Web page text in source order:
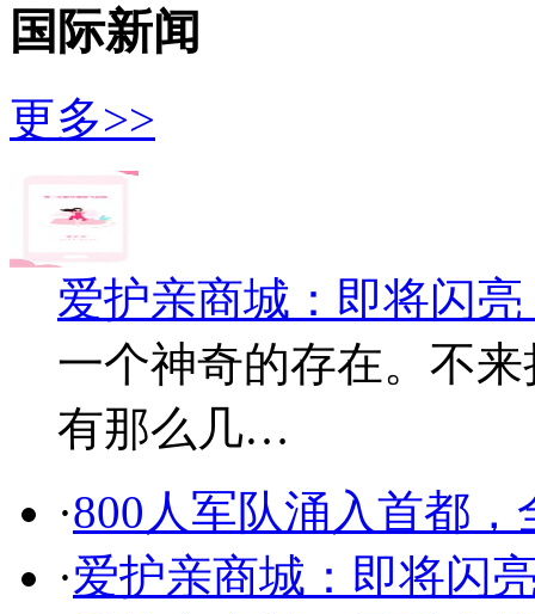
国际新闻
更多>>
爱护亲商城：即将闪亮
一个神奇的存在。不
有那么几…
·800人军队涌入首都
·爱护亲商城：即将闪